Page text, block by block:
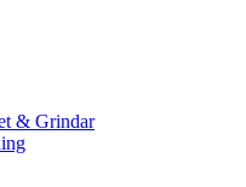
& Grindar